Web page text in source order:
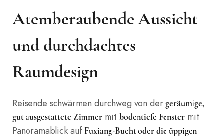
Atemberaubende Aussicht
und durchdachtes
Raumdesign
Reisende schwärmen durchweg von der geräumige,
gut ausgestattete Zimmer mit bodentiefe Fenster mit
Panoramablick auf Fuxiang-Bucht oder die üppigen